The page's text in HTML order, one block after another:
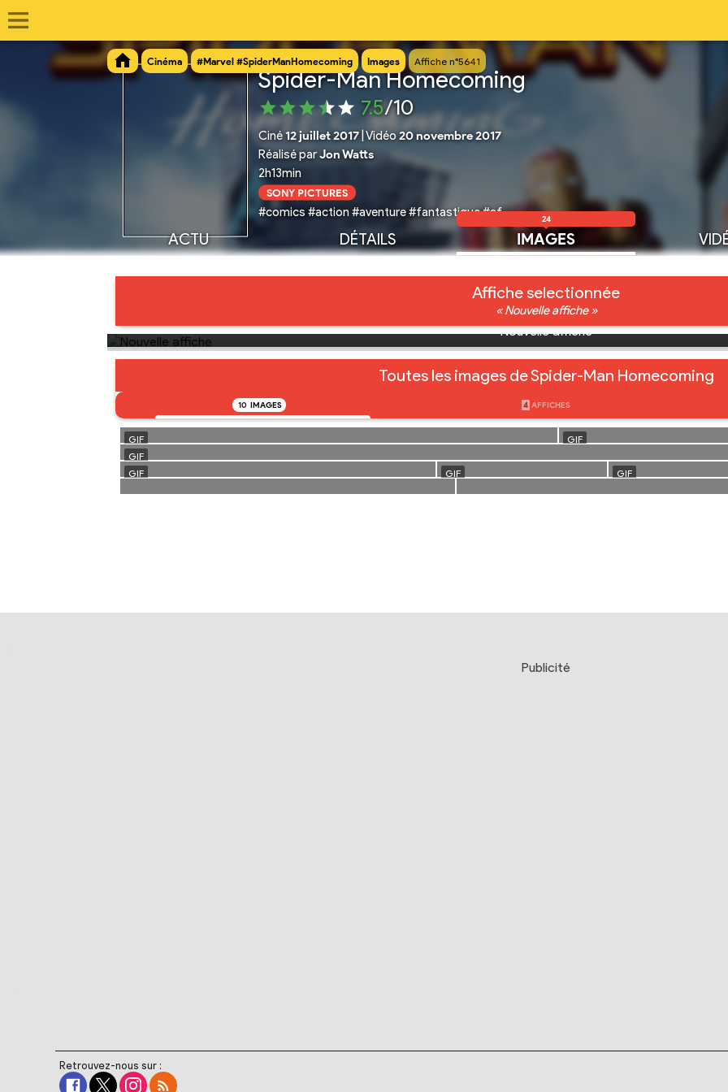
Cinéma #Marvel #SpiderManHomecoming Images Affiche n°5641
Spider-Man Homecoming
7.5/10
Ciné12 juillet 2017 Vidéo20 novembre 2017
Réalisé parJon Watts
2h13min
SONY PICTURES
#comics #action #aventure #fantastique #sf
ACTU DÉTAILS IMAGES
24
Affiche selectionnée
« Nouvelle affiche »
Nouvelle affiche
Toutes les images de Spider-Man Homecoming
10 IMAGES 4 AFFICHES
Publicité
Retrouvez-nous sur :